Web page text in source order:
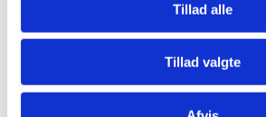
Tillad alle
Tillad valgte
KONTAKT OS